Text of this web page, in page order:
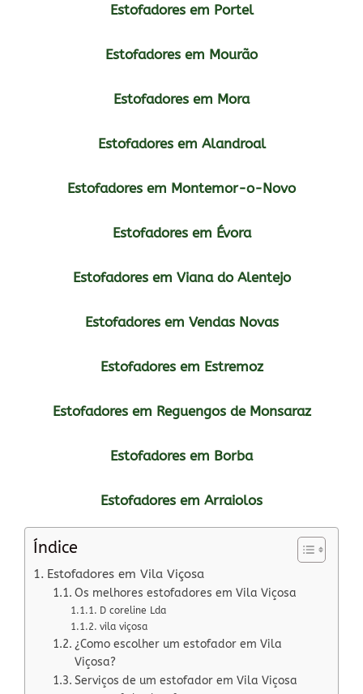
Estofadores em Portel
Estofadores em Mourão
Estofadores em Mora
Estofadores em Alandroal
Estofadores em Montemor-o-Novo
Estofadores em Évora
Estofadores em Viana do Alentejo
Estofadores em Vendas Novas
Estofadores em Estremoz
Estofadores em Reguengos de Monsaraz
Estofadores em Borba
Estofadores em Arraiolos
Índice
Estofadores em Vila Viçosa
Os melhores estofadores em Vila Viçosa
D coreline Lda
vila viçosa
¿Como escolher um estofador em Vila
Viçosa?
Serviços de um estofador em Vila Viçosa